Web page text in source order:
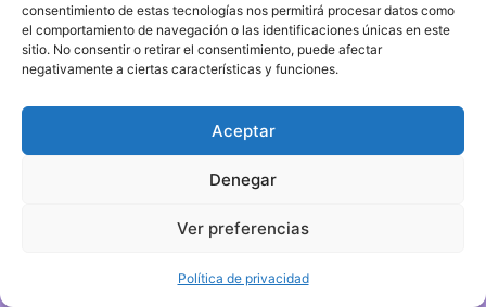
consentimiento de estas tecnologías nos permitirá procesar datos como
el comportamiento de navegación o las identificaciones únicas en este
sitio. No consentir o retirar el consentimiento, puede afectar
negativamente a ciertas características y funciones.
Aceptar
Denegar
Ver preferencias
Política de privacidad